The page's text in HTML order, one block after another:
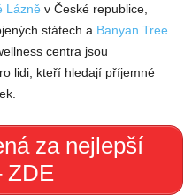
Lázně v České republice,
státech a Banyan Tree
centra jsou
lidi, kteří hledají příjemné
za nejlepší
ZDE